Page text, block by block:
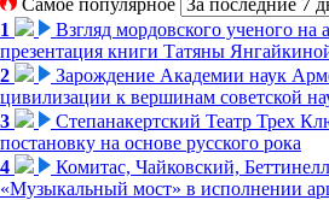
1
Взгляд мордовского ученого на
презентация книги Татяны
2
Зарождение Академии наук
цивилизации к вершинам советской
3
Степанакертский Театр Трех
постановку на основе русского рока
4
Комитас, Чайковский,
«Музыкальный мост» в исполнении